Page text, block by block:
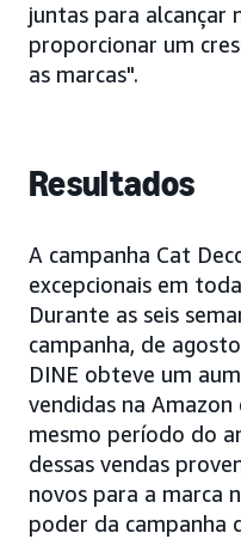
juntas para alcançar
proporcionar um
as marcas".
Resultados
A campanha Cat
excepcionais em
Durante as seis
campanha, de
DINE obteve um
vendidas na
mesmo período do
dessas vendas
novos para a marca
poder da campanha